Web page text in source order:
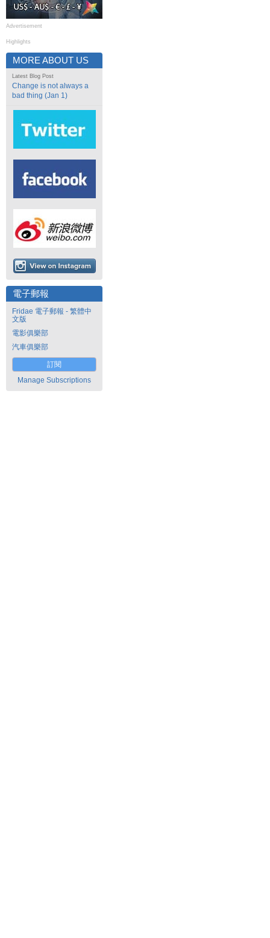
Advertisement
Highlights
MORE ABOUT US
Latest Blog Post
Change is not always a
bad thing (Jan 1)
電子郵報
Fridae 電子郵報 - 繁體中
文版
電影俱樂部
汽車俱樂部
訂閱
Manage Subscriptions